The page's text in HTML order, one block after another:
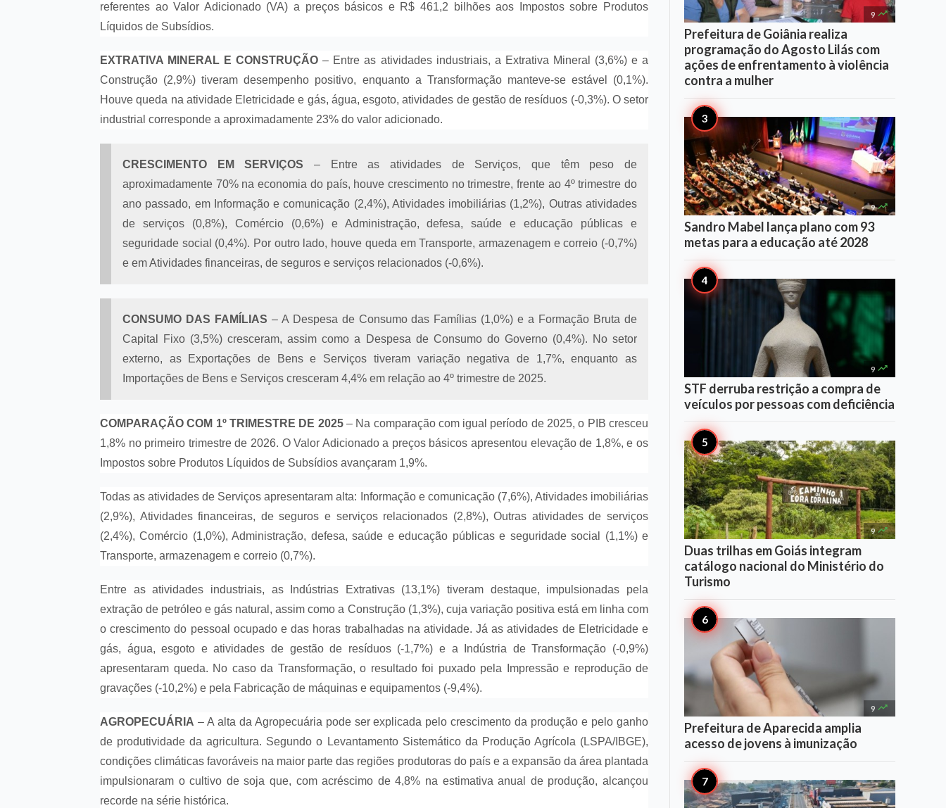
referentes ao Valor Adicionado (VA) a preços básicos e R$ 461,2 bilhões aos Impostos sobre Produtos
Líquidos de Subsídios.
EXTRATIVA MINERAL E CONSTRUÇÃO – Entre as atividades industriais, a Extrativa Mineral (3,6%) e a
Construção (2,9%) tiveram desempenho positivo, enquanto a Transformação manteve-se estável (0,1%).
Houve queda na atividade Eletricidade e gás, água, esgoto, atividades de gestão de resíduos (-0,3%). O setor
industrial corresponde a aproximadamente 23% do valor adicionado.
CRESCIMENTO EM SERVIÇOS – Entre as atividades de Serviços, que têm peso de
aproximadamente 70% na economia do país, houve crescimento no trimestre, frente ao 4º trimestre do
ano passado, em Informação e comunicação (2,4%), Atividades imobiliárias (1,2%), Outras atividades
de serviços (0,8%), Comércio (0,6%) e Administração, defesa, saúde e educação públicas e
seguridade social (0,4%). Por outro lado, houve queda em Transporte, armazenagem e correio (-0,7%)
e em Atividades financeiras, de seguros e serviços relacionados (-0,6%).
CONSUMO DAS FAMÍLIAS – A Despesa de Consumo das Famílias (1,0%) e a Formação Bruta de
Capital Fixo (3,5%) cresceram, assim como a Despesa de Consumo do Governo (0,4%). No setor
externo, as Exportações de Bens e Serviços tiveram variação negativa de 1,7%, enquanto as
Importações de Bens e Serviços cresceram 4,4% em relação ao 4º trimestre de 2025.
COMPARAÇÃO COM 1º TRIMESTRE DE 2025– Na comparação com igual período de 2025, o PIB cresceu
1,8% no primeiro trimestre de 2026. O Valor Adicionado a preços básicos apresentou elevação de 1,8%, e os
Impostos sobre Produtos Líquidos de Subsídios avançaram 1,9%.
Todas as atividades de Serviços apresentaram alta: Informação e comunicação (7,6%), Atividades imobiliárias
(2,9%), Atividades financeiras, de seguros e serviços relacionados (2,8%), Outras atividades de serviços
(2,4%), Comércio (1,0%), Administração, defesa, saúde e educação públicas e seguridade social (1,1%) e
Transporte, armazenagem e correio (0,7%).
Entre as atividades industriais, as Indústrias Extrativas (13,1%) tiveram destaque, impulsionadas pela
extração de petróleo e gás natural, assim como a Construção (1,3%), cuja variação positiva está em linha com
o crescimento do pessoal ocupado e das horas trabalhadas na atividade. Já as atividades de Eletricidade e
gás, água, esgoto e atividades de gestão de resíduos (-1,7%) e a Indústria de Transformação (-0,9%)
apresentaram queda. No caso da Transformação, o resultado foi puxado pela Impressão e reprodução de
gravações (-10,2%) e pela Fabricação de máquinas e equipamentos (-9,4%).
AGROPECUÁRIA – A alta da Agropecuária pode ser explicada pelo crescimento da produção e pelo ganho
de produtividade da agricultura. Segundo o Levantamento Sistemático da Produção Agrícola (LSPA/IBGE),
condições climáticas favoráveis na maior parte das regiões produtoras do país e a expansão da área plantada
impulsionaram o cultivo de soja que, com acréscimo de 4,8% na estimativa anual de produção, alcançou
recorde na série histórica.
9 
Prefeitura de Goiânia realiza
programação do Agosto Lilás com
ações de enfrentamento à violência
contra a mulher
9 
Sandro Mabel lança plano com 93
metas para a educação até 2028
9 
STF derruba restrição a compra de
veículos por pessoas com deficiência
9 
Duas trilhas em Goiás integram
catálogo nacional do Ministério do
Turismo
9 
Prefeitura de Aparecida amplia
acesso de jovens à imunização